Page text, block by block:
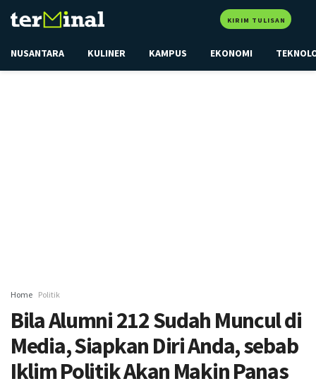
KIRIM TULISAN
NUSANTARA KULINER KAMPUS EKONOMI
Home Politik
Bila Alumni 212 Sudah Muncul di
Media, Siapkan Diri Anda, sebab
Iklim Politik Akan Makin Panas